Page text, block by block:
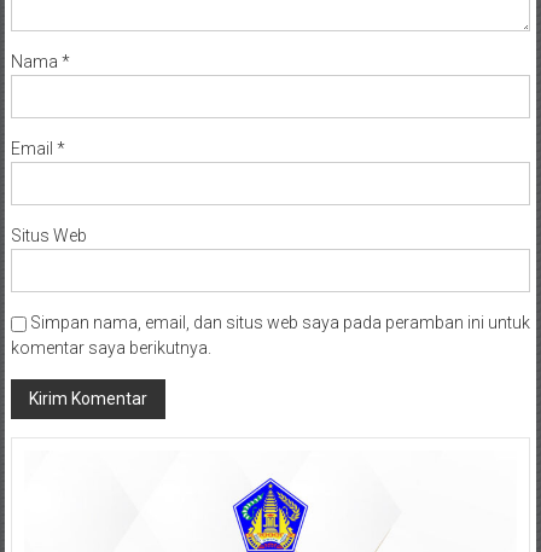
Nama *
Email *
Situs Web
Simpan nama, email, dan situs web saya pada peramban ini untuk
komentar saya berikutnya.